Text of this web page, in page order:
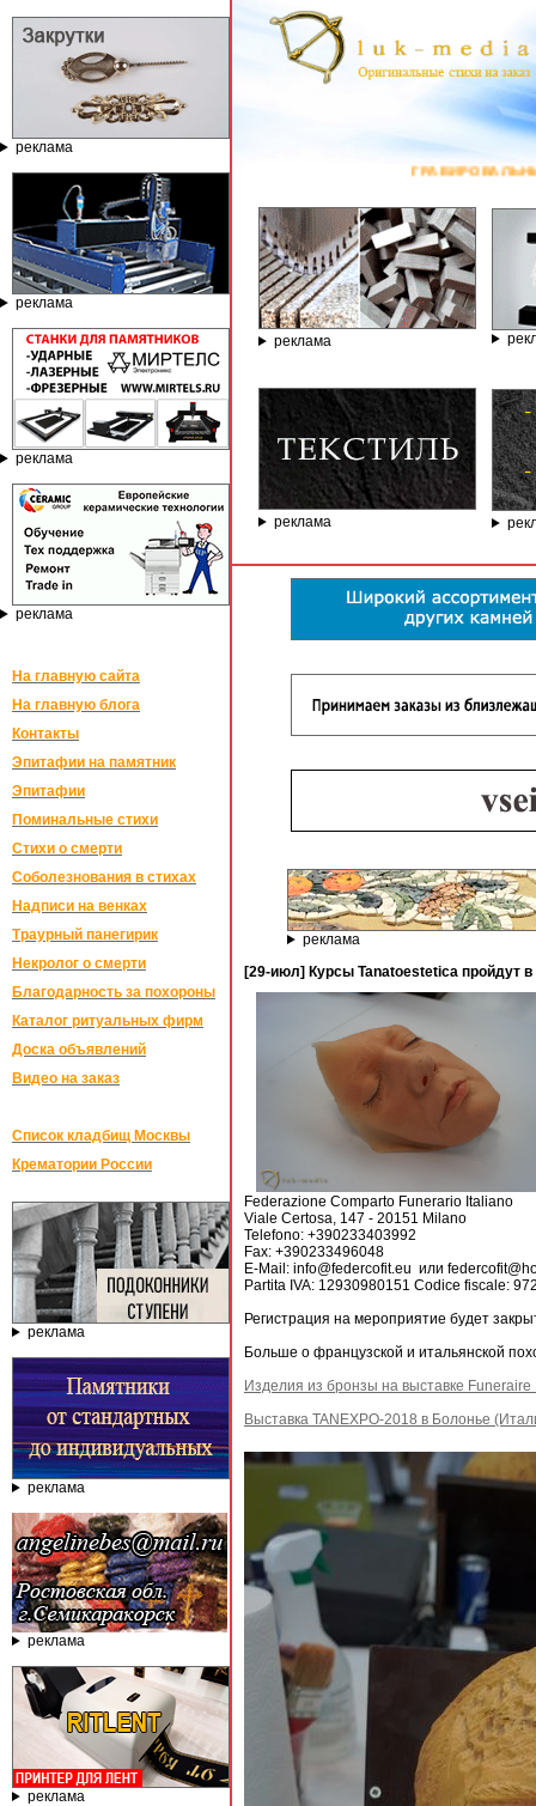
реклама
реклама
реклама
реклама
На главную сайта
На главную блога
Контакты
Эпитафии на памятник
Эпитафии
Поминальные стихи
Стихи о смерти
Соболезнования в стихах
Надписи на венках
Траурный панегирик
Некролог о смерти
Благодарность за похороны
Каталог ритуальных фирм
Доска объявлений
Видео на заказ
Список кладбищ Москвы
Крематории России
реклама
реклама
реклама
реклама
ГРАВИРОВАЛЬНЫЕ И ФРЕЗЕРНЫЕ
реклама
реклама
реклама
[29-июл] Курсы Tanatoestetica пройдут
Federazione Comparto Funerario Italiano
Viale Certosa, 147 - 20151 Milano
Telefono: +390233403992
Fax: +390233496048
E-Mail: info@federcofit.eu или
Partita IVA: 12930980151 Codice fiscale:
Регистрация на мероприятие будет
Больше о французской и итальянской
Изделия из бронзы на выставке
Выставка TANEXPO-2018 в Болонье